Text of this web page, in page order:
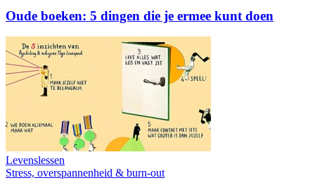
Oude boeken: 5 dingen die je ermee kunt doen
Levenslessen
Stress, overspannenheid & burn-out